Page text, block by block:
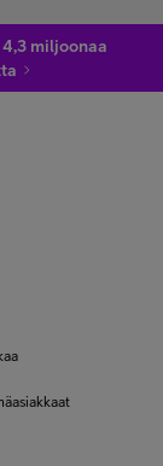
miljoonaa